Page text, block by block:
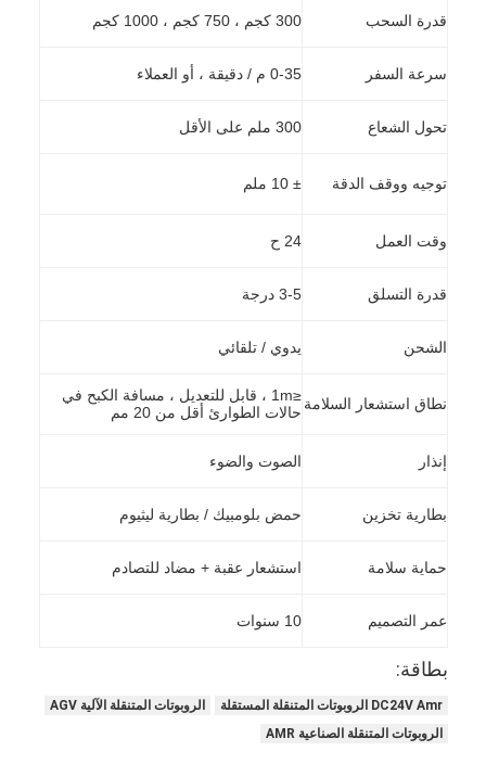
قدرة السحب 300 كجم ، 750 كجم ، 1000 كجم
سرعة السفر 0-35 م / دقيقة ، أو العملاء
تحول الشعاع 300 ملم على الأقل
توجيه ووقف الدقة ± 10 ملم
وقت العمل 24 ح
قدرة التسلق 3-5 درجة
الشحن يدوي / تلقائي
نطاق استشعار السلامة
≤1m ، قابل للتعديل ، مسافة الكبح في
حالات الطوارئ أقل من 20 مم
إنذار الصوت والضوء
بطارية تخزين حمض بلومبيك / بطارية ليثيوم
حماية سلامة استشعار عقبة + مضاد للتصادم
عمر التصميم 10 سنوات
بطاقة:
DC24V Amr الروبوتات المتنقلة المستقلة
الروبوتات المتنقلة الآلية AGV
الروبوتات المتنقلة الصناعية AMR